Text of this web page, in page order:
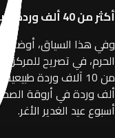
أكثر من 40 ألف وردة طبيعية
وفي هذا السياق، أوضح
الحرم، في تصريح للمركز
ألف وردة في أروقة
أسبوع عيد الغدير الأغر.